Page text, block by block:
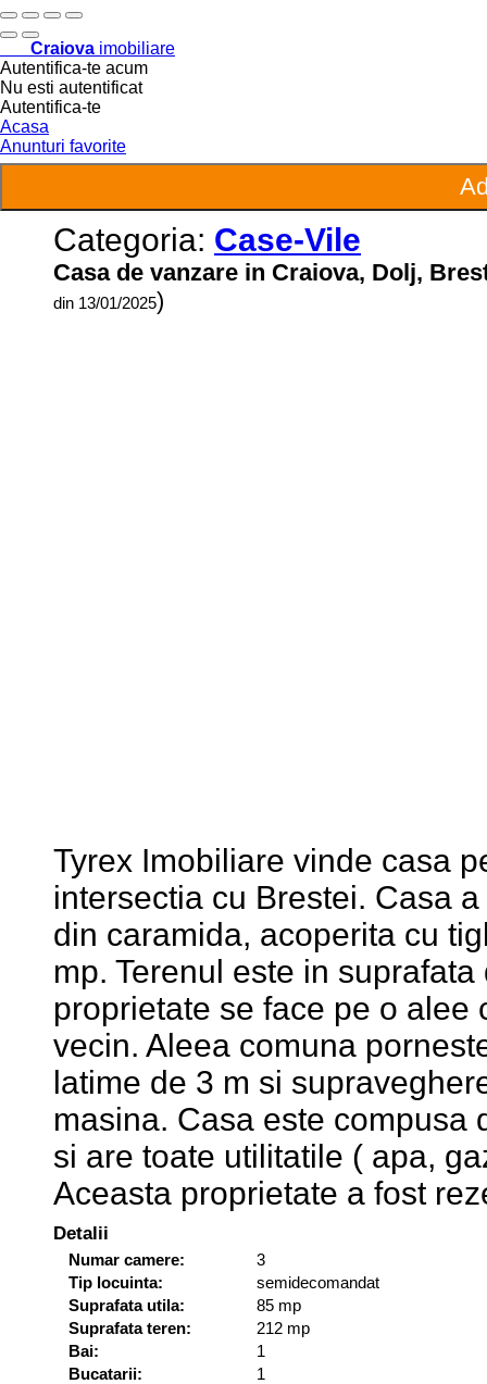
Craiova imobiliare
Autentifica-te acum
Nu esti autentificat
Autentifica-te
Acasa
Anunturi favorite
Categoria: Case-Vile
Casa de vanzare in Craiova, Dolj,
din 13/01/2025)
Tyrex Imobiliare vinde casa
intersectia cu Brestei. Casa
din caramida, acoperita cu
mp. Terenul este in
proprietate se face pe o alee
vecin. Aleea comuna
latime de 3 m si
masina. Casa este compusa
si are toate utilitatile ( apa,
Aceasta proprietate a fost
Detalii
Numar camere:
3
Tip locuinta:
semidecomandat
Suprafata utila:
85 mp
Suprafata teren:
212 mp
Bai:
1
Bucatarii:
1